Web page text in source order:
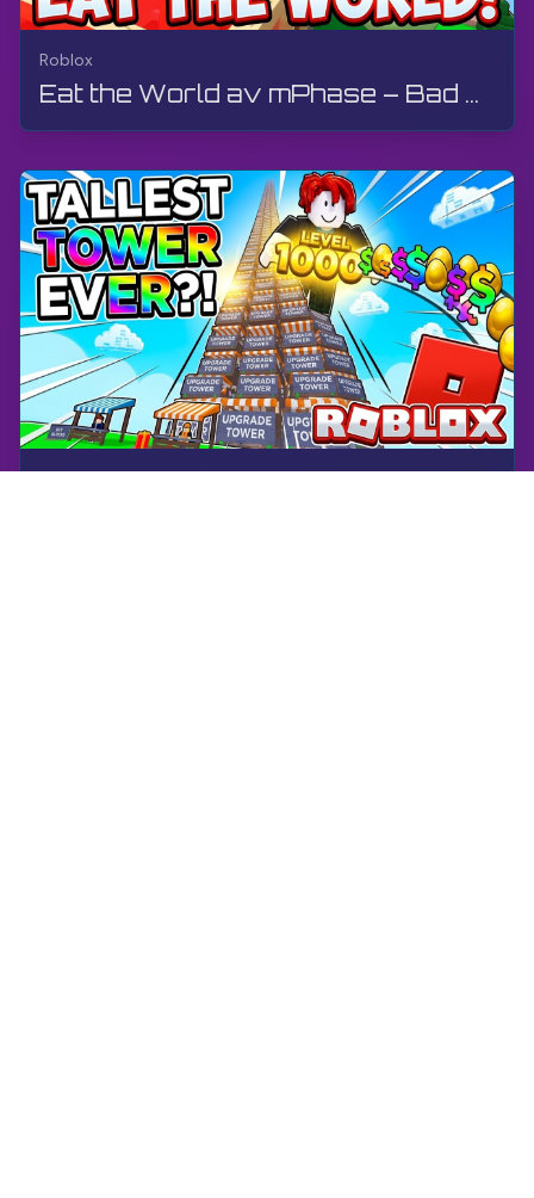
Roblox
Eat the World av mPhase – Bad Guy | Roblox | Gameplay, utan kommentarer, Android